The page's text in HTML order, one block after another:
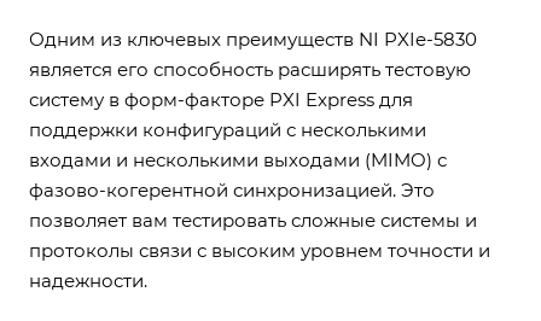
Одним из ключевых преимуществ NI PXIe-5830
является его способность расширять тестовую
систему в форм-факторе PXI Express для
поддержки конфигураций с несколькими
входами и несколькими выходами (MIMO) с
фазово-когерентной синхронизацией. Это
позволяет вам тестировать сложные системы и
протоколы связи с высоким уровнем точности и
надежности.